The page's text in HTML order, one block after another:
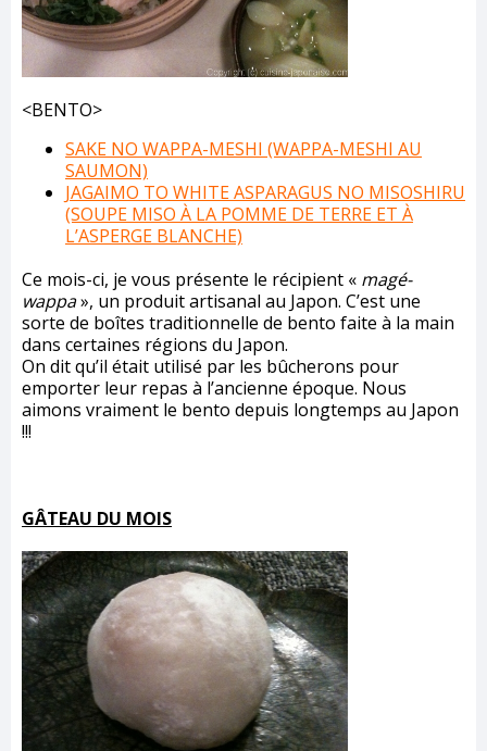
<BENTO>
SAKE NO WAPPA-MESHI (WAPPA-MESHI AU
SAUMON)
JAGAIMO TO WHITE ASPARAGUS NO MISOSHIRU
(SOUPE MISO À LA POMME DE TERRE ET À
L’ASPERGE BLANCHE)
Ce mois-ci, je vous présente le récipient « magé-
wappa», un produit artisanal au Japon. C’est une
sorte de boîtes traditionnelle de bento faite à la main
dans certaines régions du Japon.
On dit qu’il était utilisé par les bûcherons pour
emporter leur repas à l’ancienne époque. Nous
aimons vraiment le bento depuis longtemps au Japon
!!!
GÂTEAU DU MOIS